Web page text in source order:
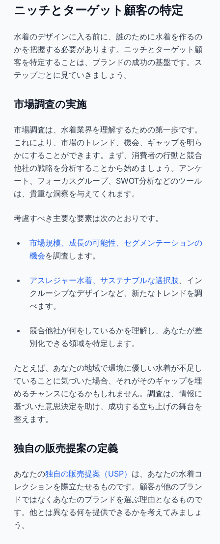
ニッチとターゲット顧客の特定
水着のデザインに入る前に、誰のために水着を作るの
かを把握する必要があります。ニッチとターゲット顧
客を特定することは、ブランドの成功の基盤です。ス
テップごとに見ていきましょう。
市場調査の実施
市場調査は、水着業界を理解するための第一歩です。
これにより、市場のトレンド、機会、ギャップを明ら
かにすることができます。まず、消費者の行動と競合
他社の戦略を分析することから始めましょう。アンケ
ート、フォーカスグループ、SWOT分析などのツール
は、貴重な洞察を与えてくれます。
考慮すべき主要な要素は次のとおりです。
市場規模、成長の可能性、セグメンテーションの
機会を調査します。
アスレジャー水着、サステナブルな選択肢、イン
クルーシブなデザインなど、新たなトレンドを調
べます。
競合他社が何をしているかを理解し、あなたが差
別化できる領域を特定します。
たとえば、あなたの地域で環境に優しい水着が不足し
ていることに気づいた場合、それがそのギャップを埋
めるチャンスになるかもしれません。調査は、情報に
基づいた意思決定を助け、成功する立ち上げの舞台を
整えます。
独自の販売提案の定義
あなたの独自の販売提案（USP） は、あなたの水着コ
レクションを際立たせるものです。顧客が他のブラン
ドではなくあなたのブランドを選ぶ理由となるもので
す。他とは異なる何を提供できるかを考えてみましょ
う。